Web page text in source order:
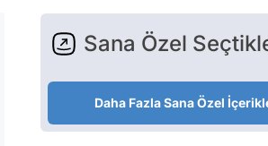
Sana Özel
Daha Fazla Sana Özel